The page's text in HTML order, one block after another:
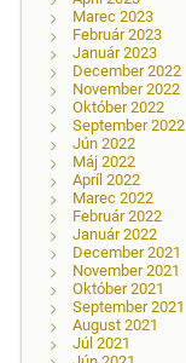
Marec 2023
Február 2023
Január 2023
December 2022
November 2022
Október 2022
September 2022
Jún 2022
Máj 2022
Apríl 2022
Marec 2022
Február 2022
Január 2022
December 2021
November 2021
Október 2021
September 2021
August 2021
Júl 2021